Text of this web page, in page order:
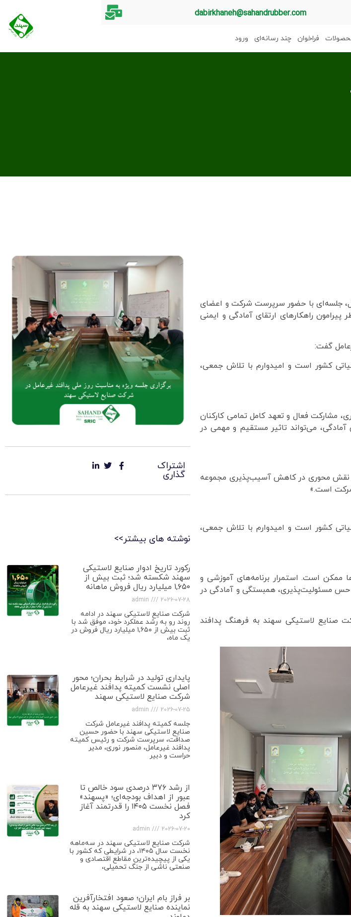
dabirkhaneh@sahandrubber.com
فراخوان چند رسانه‌ای ورود
جلسه‌ای با حضور سرپرست شرکت و اعضای
راهکارهای ارتقای آمادگی و ایمنی
گفت:
کشور است و امیدوارم با تلاش جمعی،
مشارکت فعال و تعهد کامل تمامی کارکنان
می‌تواند تاثیر مستقیم و مهمی در
نقش محوری در کاهش آسیب‌پذیری مجموعه
شرکت است.»
کشور است و امیدوارم با تلاش جمعی،
ممکن است. استمرار برنامه‌های آموزشی و
حس مسئولیت‌پذیری، همبستگی و آمادگی در
صنایع لاستیکی سهند به فرهنگ پدافند
اشتراک
گذاری
نوشته های بیشتر>>
رکورد تاریخ ادوار صنایع لاستیکی
سهند شکسته شد؛ ثبت بیش از
۱,۶۵۰ میلیارد ریال فروش ماهانه
admin 2026-07-28
شرکت صنایع لاستیکی سهند در ادامه
روند رو به رشد عملکرد خود، موفق شد با
ثبت بیش از ۱,۶۵۰ میلیارد ریال فروش در
یک ماه،
پایداری تولید در شرایط بحران؛ محور
اصلی نشست کمیته پدافند غیرعامل
شرکت صنایع لاستیکی سهند
admin 2026-07-25
جلسه کمیته پدافند غیرعامل شرکت
صنایع لاستیکی سهند با حضور حسین
صداقت، سرپرست شرکت و رئیس کمیته
پدافند غیرعامل، منصور نوری، مدیر
حراست و دبیر
از رشد ۳۷۶ درصدی سود خالص تا
عبور از اهداف بودجه‌ای؛ «پسهند»
فصل نخست ۱۴۰۵ را قدرتمند آغاز
کرد
admin 2026-07-20
شرکت صنایع لاستیکی سهند در سه‌ماهه
نخست سال ۱۴۰۵، در شرایطی که کشور با
یکی از پیچیده‌ترین مقاطع اقتصادی و
صنعتی ناشی از جنگ تحمیلی،
بر فراز بام ایران؛ صعود افتخارآفرین
نماینده صنایع لاستیکی سهند به قله